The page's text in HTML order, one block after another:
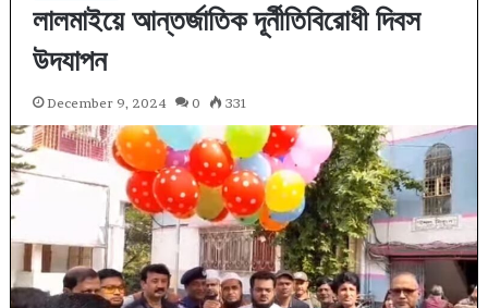
লালমাইয়ে আন্তর্জাতিক দূর্নীতিবিরোধী দিবস
উদযাপন
December 9, 2024 0 331